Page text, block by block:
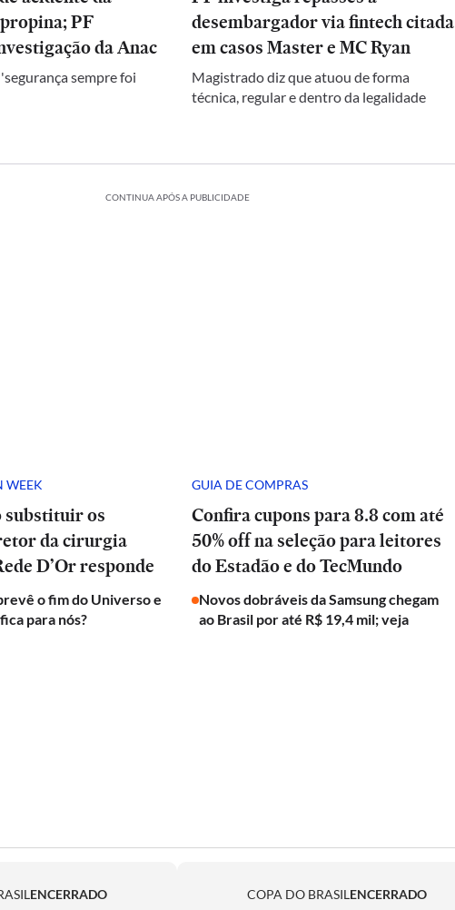
PF
da Anac
sempre foi
desembargador via fintech citada
em casos Master e MC Ryan
Magistrado diz que atuou de forma
técnica, regular e dentro da legalidade
CONTINUA APÓS A PUBLICIDADE
WEEK
substituir os
da cirurgia
D’Or responde
o fim do Universo e
para nós?
GUIA DE COMPRAS
Confira cupons para 8.8 com até
50% off na seleção para leitores
do Estadão e do TecMundo
Novos dobráveis da Samsung chegam
ao Brasil por até R$ 19,4 mil; veja
ENCERRADO COPA DO BRASILENCERRADO